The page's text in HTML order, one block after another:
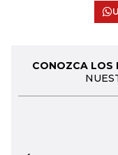
CONOZCA LOS